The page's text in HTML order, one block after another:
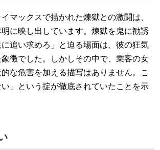
マックスで描かれた煉獄との激闘は、
に映し出しています。煉獄を鬼に勧誘
追い求めろ」と迫る場面は、彼の狂気
徴でした。しかしその中で、乗客の女
な危害を加える描写はありません。こ
」という掟が徹底されていたことを示